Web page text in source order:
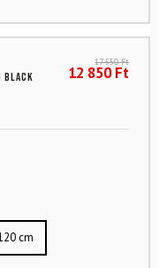
Black
17 550Ft
12 850Ft
cm